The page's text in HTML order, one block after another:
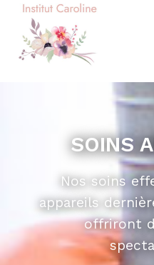
SOINS
Nos soins
appareils
offriront